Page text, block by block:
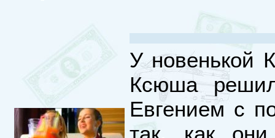
У новенькой
Ксюша
Евгением с